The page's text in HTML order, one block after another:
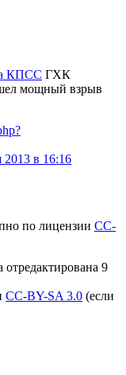
КПСС ГХК
мощный взрыв
2013 в 16:16
по лицензии CC-
9
CC-BY-SA 3.0 (если